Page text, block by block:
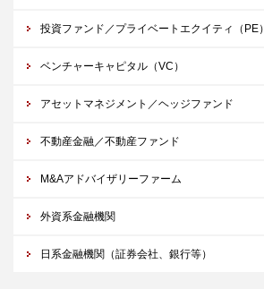
投資ファンド／プライベートエクイティ（PE）
ベンチャーキャピタル（VC）
アセットマネジメント／ヘッジファンド
不動産金融／不動産ファンド
M&Aアドバイザリーファーム
外資系金融機関
日系金融機関（証券会社、銀行等）